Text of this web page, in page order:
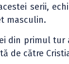
serii,
masculin.
din primul
de către